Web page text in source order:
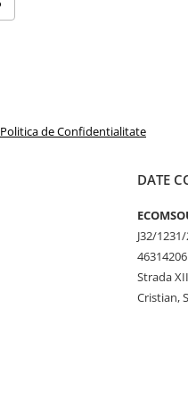
Politica de Confidentialitate
DATE
J32/
46314206
Strada
Cristian,